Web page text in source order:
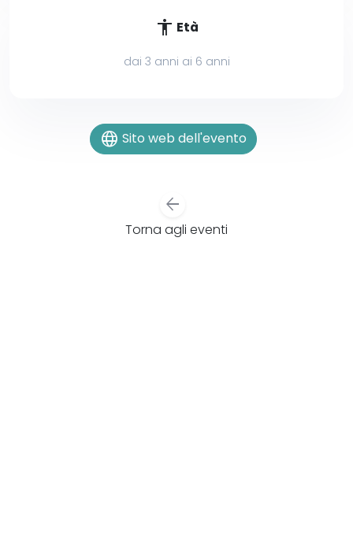
accessibility Età
dai 3 anni ai 6 anni
language Sito web dell'evento
arrow_back
Torna agli eventi